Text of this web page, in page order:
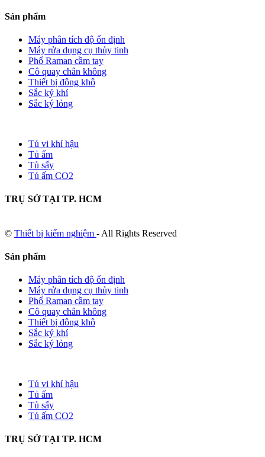
Sản phẩm
Máy phân tích độ ổn định
Máy rửa dụng cụ thủy tinh
Phổ Raman cầm tay
Cô quay chân không
Thiết bị đông khô
Sắc ký khí
Sắc ký lỏng
Tủ vi khí hậu
Tủ ấm
Tủ sấy
Tủ ấm CO2
TRỤ SỞ TẠI TP. HCM
© Thiết bị kiểm nghiệm - All Rights Reserved
Sản phẩm
Máy phân tích độ ổn định
Máy rửa dụng cụ thủy tinh
Phổ Raman cầm tay
Cô quay chân không
Thiết bị đông khô
Sắc ký khí
Sắc ký lỏng
Tủ vi khí hậu
Tủ ấm
Tủ sấy
Tủ ấm CO2
TRỤ SỞ TẠI TP. HCM